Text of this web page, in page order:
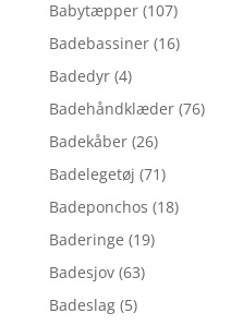
Babytæpper (107)
Badebassiner (16)
Badedyr (4)
Badehåndklæder (76)
Badekåber (26)
Badelegetøj (71)
Badeponchos (18)
Baderinge (19)
Badesjov (63)
Badeslag (5)